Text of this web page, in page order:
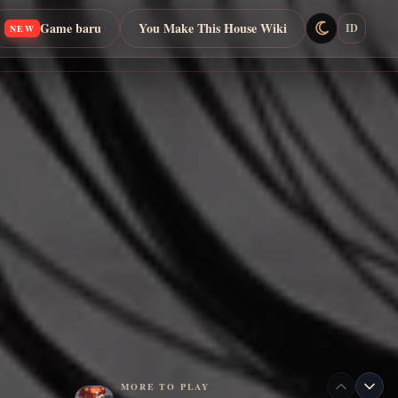
NEW Game baru You Make This House Wiki ID
MORE TO PLAY